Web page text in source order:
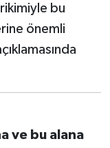
bu
önemli
ve bu alana